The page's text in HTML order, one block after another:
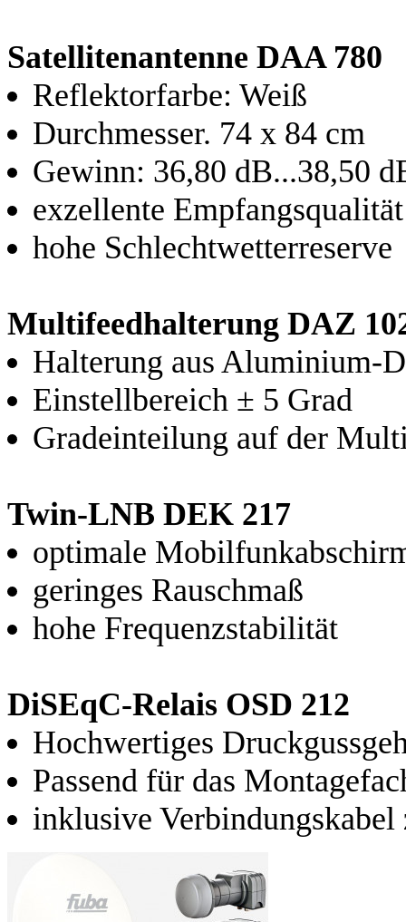
Satellitenantenne DAA 780
Reflektorfarbe: Weiß
Durchmesser. 74 x 84 cm
Gewinn: 36,80 dB...38,50
exzellente Empfangsqualität
hohe Schlechtwetterreserve
Multifeedhalterung DAZ
Halterung aus Aluminium-
Einstellbereich ± 5 Grad
Gradeinteilung auf der
Twin-LNB DEK 217
optimale
geringes Rauschmaß
hohe Frequenzstabilität
DiSEqC-Relais OSD 212
Hochwertiges
Passend für das
inklusive